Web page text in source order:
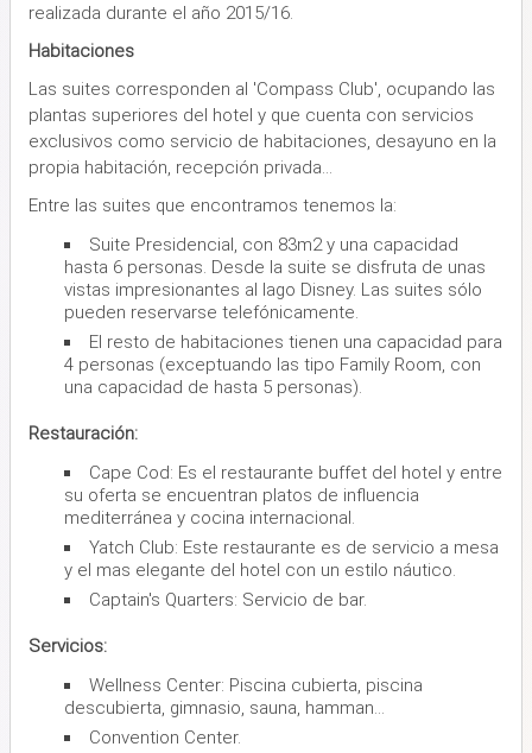
realizada durante el año 2015/16.
Habitaciones
Las suites corresponden al 'Compass Club', ocupando las
plantas superiores del hotel y que cuenta con servicios
exclusivos como servicio de habitaciones, desayuno en la
propia habitación, recepción privada...
Entre las suites que encontramos tenemos la:
Suite Presidencial, con 83m2 y una capacidad
hasta 6 personas. Desde la suite se disfruta de unas
vistas impresionantes al lago Disney. Las suites sólo
pueden reservarse telefónicamente.
El resto de habitaciones tienen una capacidad para
4 personas (exceptuando las tipo Family Room, con
una capacidad de hasta 5 personas).
Restauración:
Cape Cod: Es el restaurante buffet del hotel y entre
su oferta se encuentran platos de influencia
mediterránea y cocina internacional.
Yatch Club: Este restaurante es de servicio a mesa
y el mas elegante del hotel con un estilo náutico.
Captain's Quarters: Servicio de bar.
Servicios:
Wellness Center: Piscina cubierta, piscina
descubierta, gimnasio, sauna, hamman...
Convention Center.